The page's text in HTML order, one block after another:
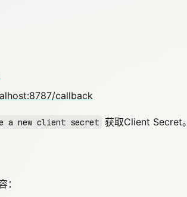
callback
a new client secret 获取Client Secret。
：